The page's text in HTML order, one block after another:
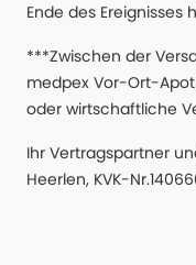
Ende des Ereignisses
***Zwischen der
medpex Vor-Ort-
oder wirtschaftliche
Ihr Vertragspartner
Heerlen, KVK-